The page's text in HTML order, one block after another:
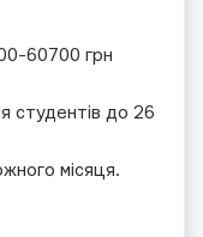
60700 грн
студентів до 26
місяця.